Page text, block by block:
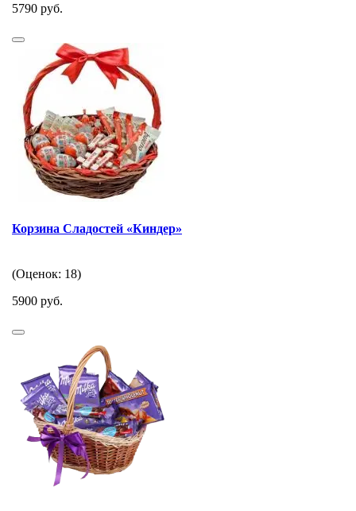
5790 руб.
Корзина Сладостей «Киндер»
(Оценок: 18)
5900 руб.